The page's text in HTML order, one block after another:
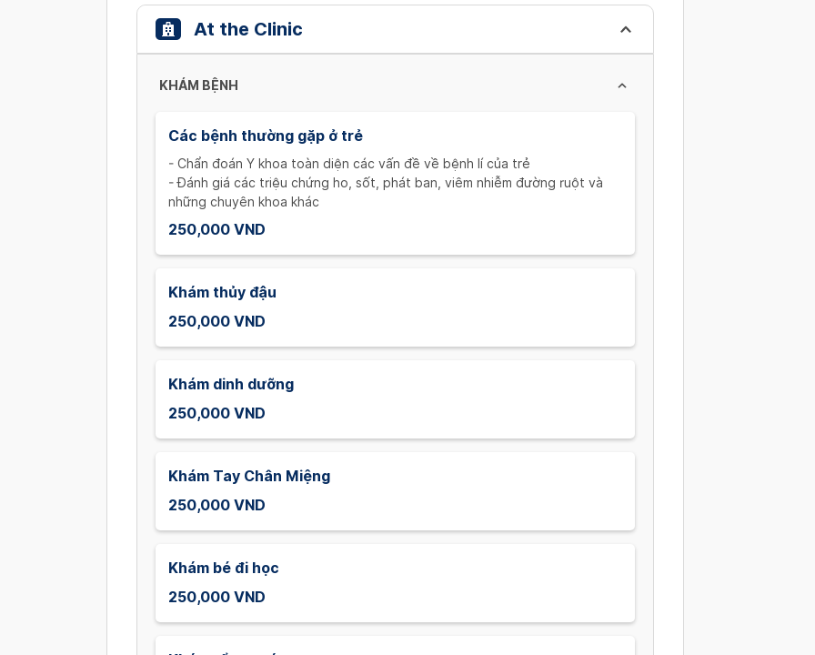
At the Clinic
KHÁM BỆNH
Các bệnh thường gặp ở trẻ
- Chẩn đoán Y khoa toàn diện các vấn đề về bệnh lí của trẻ
- Đánh giá các triệu chứng ho, sốt, phát ban, viêm nhiễm đường ruột và
những chuyên khoa khác
250,000 VND
Khám thủy đậu
250,000 VND
Khám dinh dưỡng
250,000 VND
Khám Tay Chân Miệng
250,000 VND
Khám bé đi học
250,000 VND